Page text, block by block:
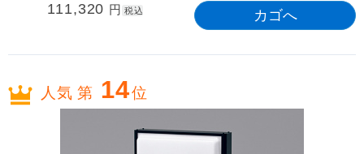
111,320 円 税込
人気 第 14位